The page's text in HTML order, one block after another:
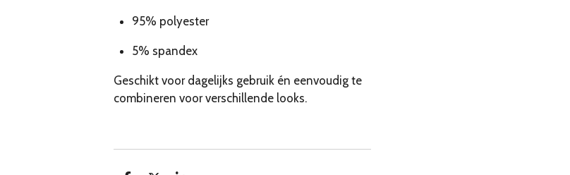
95% polyester
5% spandex
Geschikt voor dagelijks gebruik én eenvoudig te
combineren voor verschillende looks.